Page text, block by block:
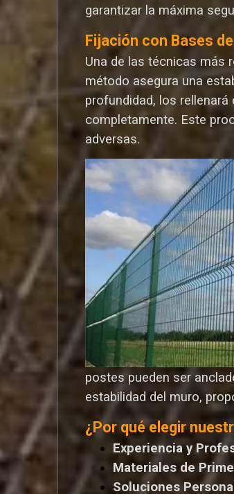
garantizar la máxima
Fijación con Bases
Una de las técnicas más
método asegura una
profundidad, los
completamente. Este
adversas.
postes pueden ser
estabilidad del muro,
¿Por qué elegir
Experiencia y
Materiales de
Soluciones